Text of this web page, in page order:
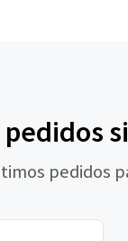
pedidos